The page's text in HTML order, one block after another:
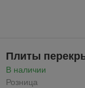
Плиты
В наличии
Розница